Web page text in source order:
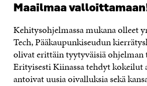
Maailmaa
Kehitysohjelmassa mukana olleet
Tech, Pääkaupunkiseudun
olivat erittäin tyytyväisiä ohjelman
Erityisesti Kiinassa tehdyt kokeilut
antoivat uusia oivalluksia sekä